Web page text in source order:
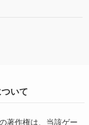
いて
著作権は、当該ゲー